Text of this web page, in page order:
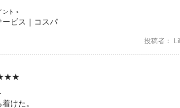
ント＞
ビス｜コスパ
投稿者
けた。